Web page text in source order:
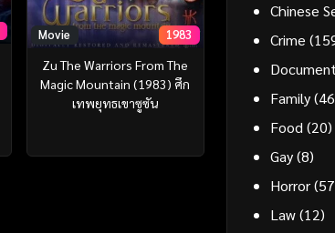
Movie 1983
Zu The Warriors From The
Magic Mountain (1983) ศึก
เทพยุทธเขาซูซัน
Chinese
Crime
Family
Food(20)
Gay(8)
Horror
Law(12)